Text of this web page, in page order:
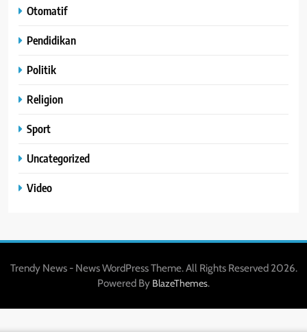
Otomatif
Pendidikan
Politik
Religion
Sport
Uncategorized
Video
Trendy News - News WordPress Theme. All Rights Reserved 2026.
Powered By BlazeThemes.